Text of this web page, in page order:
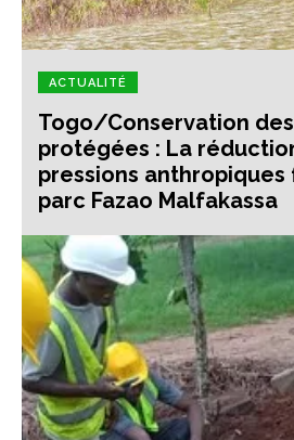
ACTUALITÉ
Togo/Conservation
protégées : La
pressions
parc Fazao Malfakassa